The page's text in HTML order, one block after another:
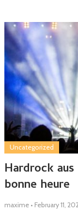
Hardrock
bonne heure
Uncategorized
maxime • February 11,